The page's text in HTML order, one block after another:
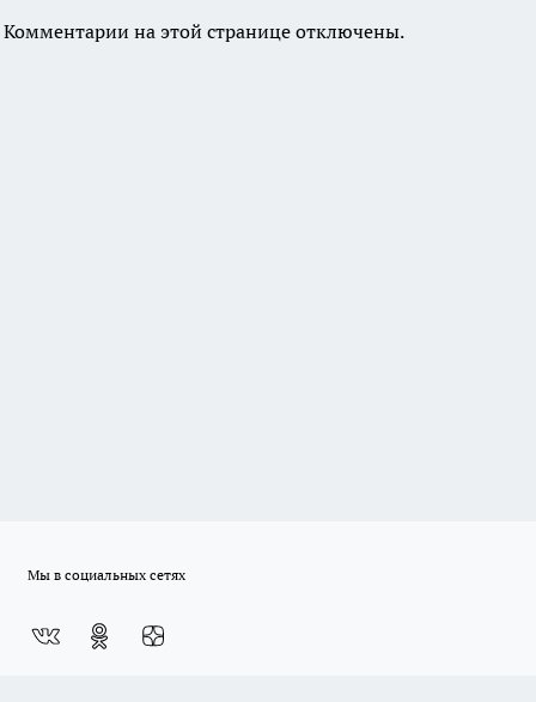
Комментарии на этой странице отключены.
Мы в социальных сетях